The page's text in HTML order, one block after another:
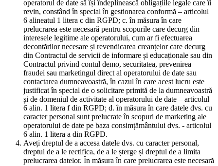
operatorul de date să își îndeplinească obligațiile legale care îi
revin, constând în special în gestionarea conformă – articolul
6 alineatul 1 litera c din RGPD; c. în măsura în care
prelucrarea este necesară pentru scopurile care decurg din
interesele legitime ale operatorului, cum ar fi efectuarea
decontărilor necesare și revendicarea creanțelor care decurg
din Contractul de servicii de informare și educaționale sau din
Contractul privind contul demo, securitatea, prevenirea
fraudei sau marketingul direct al operatorului de date sau
contactarea dumneavoastră, în cazul în care acest lucru este
justificat în special de o solicitare primită de la dumneavoastră
și de domeniul de activitate al operatorului de date – articolul
6 alin. 1 litera f din RGPD; d. în măsura în care datele dvs. cu
caracter personal sunt prelucrate în scopuri de marketing ale
operatorului de date pe baza consimțământului dvs. - articolul
6 alin. 1 litera a din RGPD.
Aveți dreptul de a accesa datele dvs. cu caracter personal,
dreptul de a le rectifica, de a le șterge și dreptul de a limita
prelucrarea datelor. În măsura în care prelucrarea este necesară